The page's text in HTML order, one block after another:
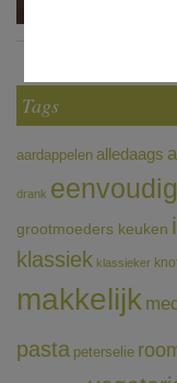
Tags
aardappelen alledaags
drank eenvoudig
grootmoeders keuken
klassiek klassieker
makkelijk
pasta peterselie